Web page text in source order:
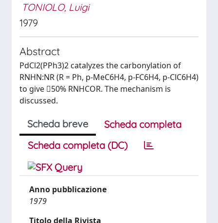
TONIOLO, Luigi
1979
Abstract
PdCl2(PPh3)2 catalyzes the carbonylation of
RNHN:NR (R = Ph, p-MeC6H4, p-FC6H4, p-ClC6H4)
to give 50% RNHCOR. The mechanism is
discussed.
Scheda breve
Scheda completa
Scheda completa (DC)
Anno pubblicazione
1979
Titolo della Rivista